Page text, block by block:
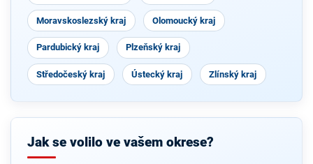
Moravskoslezský kraj Olomoucký kraj
Pardubický kraj Plzeňský kraj
Středočeský kraj Ústecký kraj Zlínský kraj
Jak se volilo ve vašem okrese?